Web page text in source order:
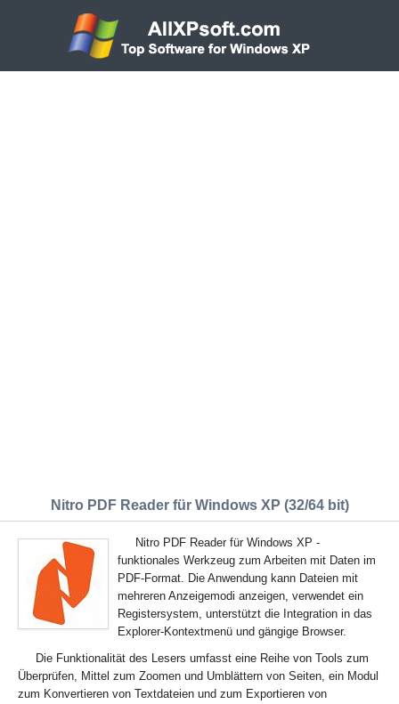
Nitro PDF Reader für Windows XP (32/64 bit)
Nitro PDF Reader für Windows XP -
funktionales Werkzeug zum Arbeiten mit Daten im
PDF-Format. Die Anwendung kann Dateien mit
mehreren Anzeigemodi anzeigen, verwendet ein
Registersystem, unterstützt die Integration in das
Explorer-Kontextmenü und gängige Browser.
Die Funktionalität des Lesers umfasst eine Reihe von Tools zum
Überprüfen, Mittel zum Zoomen und Umblättern von Seiten, ein Modul
zum Konvertieren von Textdateien und zum Exportieren von